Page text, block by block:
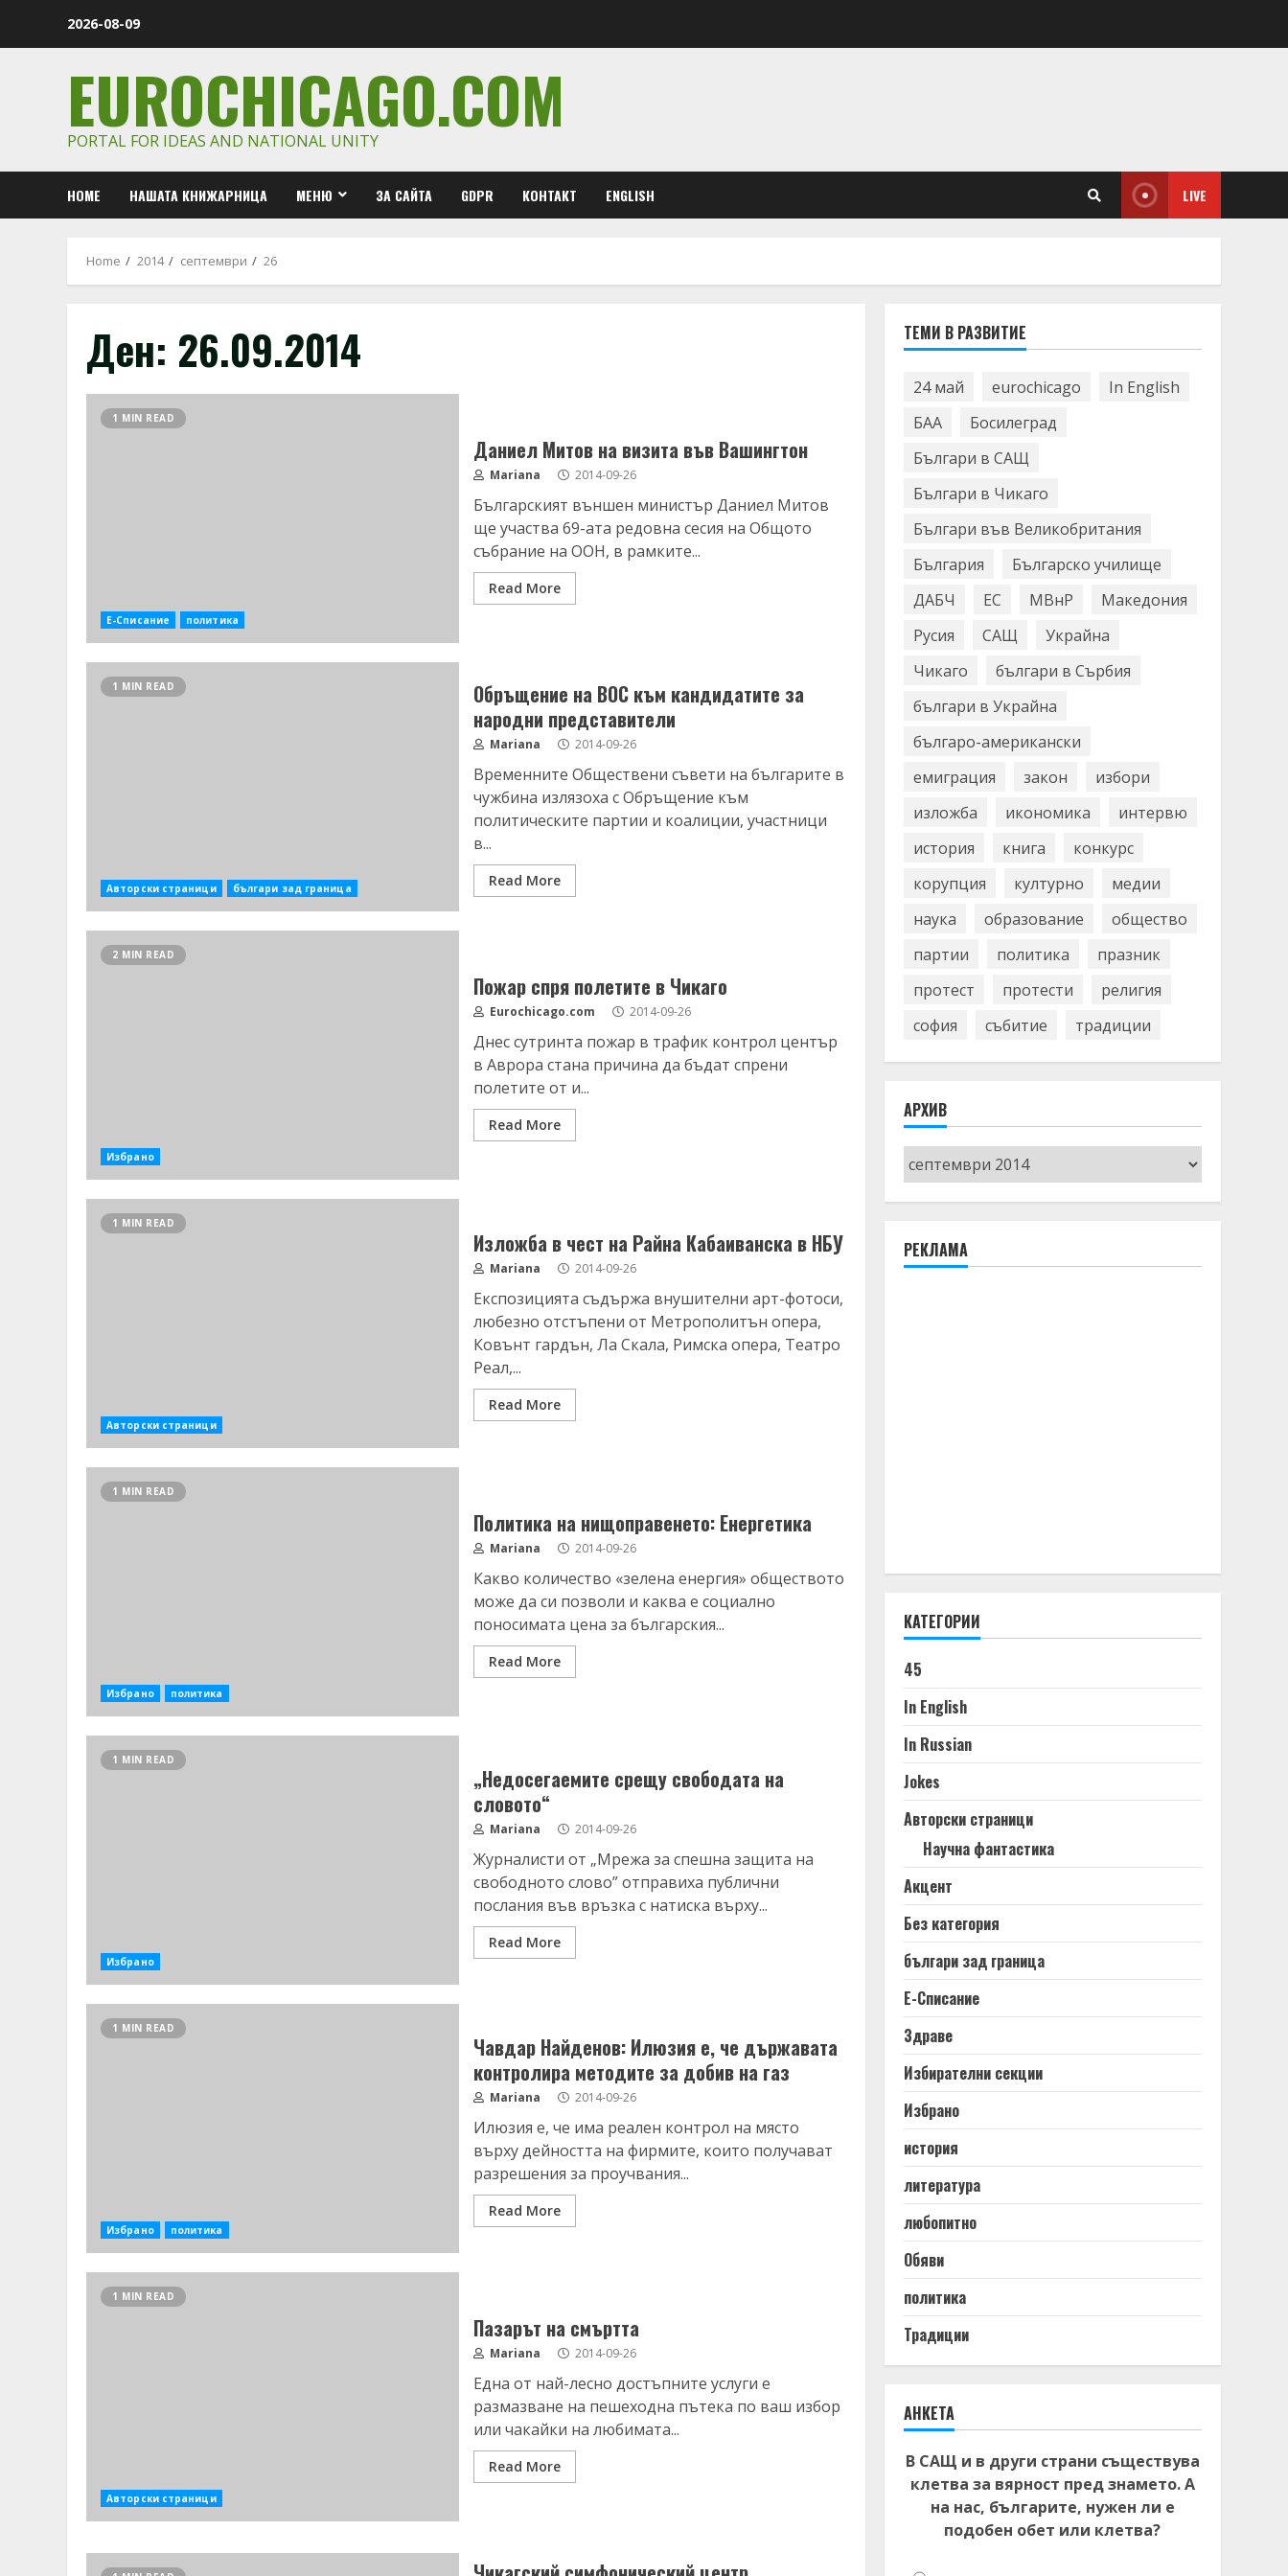
2026-08-09
EUROCHICAGO.COM
PORTAL FOR IDEAS AND NATIONAL UNITY
HOME НАШАТА КНИЖАРНИЦА МЕНЮ ЗА САЙТА GDPR КОНТАКТ ENGLISH LIVE
Home 2014 септември 26
Ден: 26.09.2014
1 MIN READ
Е-Списание политика
Даниел Митов на визита във Вашингтон
Mariana 2014-09-26
Българският външен министър Даниел Митов
ще участва 69-ата редовна сесия на Общото
събрание на ООН, в рамките...
Read More
1 MIN READ
Авторски страници българи зад граница
Обръщение на ВОС към кандидатите за
народни представители
Mariana 2014-09-26
Временните Обществени съвети на българите в
чужбина излязоха с Обръщение към
политическите партии и коалиции, участници
в...
Read More
2 MIN READ
Избрано
Пожар спря полетите в Чикаго
Eurochicago.com 2014-09-26
Днес сутринта пожар в трафик контрол център
в Аврора стана причина да бъдат спрени
полетите от и...
Read More
1 MIN READ
Авторски страници
Изложба в чест на Райна Кабаиванска в НБУ
Mariana 2014-09-26
Експозицията съдържа внушителни арт-фотоси,
любезно отстъпени от Метрополитън опера,
Ковънт гардън, Ла Скала, Римска опера, Театро
Реал,...
Read More
1 MIN READ
Избрано политика
Политика на нищоправенето: Енергетика
Mariana 2014-09-26
Какво количество «зелена енергия» обществото
може да си позволи и каква е социално
поносимата цена за българския...
Read More
1 MIN READ
Избрано
„Недосегаемите срещу свободата на
словото“
Mariana 2014-09-26
Журналисти от „Мрежа за спешна защита на
свободното слово” отправиха публични
послания във връзка с натиска върху...
Read More
1 MIN READ
Избрано политика
Чавдар Найденов: Илюзия е, че държавата
контролира методите за добив на газ
Mariana 2014-09-26
Илюзия е, че има реален контрол на място
върху дейността на фирмите, които получават
разрешения за проучвания...
Read More
1 MIN READ
Авторски страници
Пазарът на смъртта
Mariana 2014-09-26
Една от най-лесно достъпните услуги е
размазване на пешеходна пътека по ваш избор
или чакайки на любимата...
Read More
ТЕМИ В РАЗВИТИЕ
24 май eurochicago
In English
БАА
Босилеград
Българи в САЩ
Българи в Чикаго
Българи във Великобритания
България
Българско училище
ДАБЧ
ЕС МВнР
Македония
Русия
САЩ
Украйна
Чикаго
българи в Сърбия
българи в Украйна
българо-американски
емиграция
закон
избори
изложба
икономика
интервю
история
книга
конкурс
корупция
културно
медии
наука
образование
общество
партии
политика
празник
протест
протести
религия
софия
събитие традиции
АРХИВ
Архив
РЕКЛАМА
КАТЕГОРИИ
45
In English
In Russian
Jokes
Авторски страници
Научна фантастика
Акцент
Без категория
българи зад граница
Е-Списание
Здраве
Избирателни секции
Избрано
история
литература
любопитно
Обяви
политика
Традиции
АНКЕТА
В САЩ и в други страни съществува
клетва за вярност пред знамето. А
на нас, българите, нужен ли е
подобен обет или клетва?